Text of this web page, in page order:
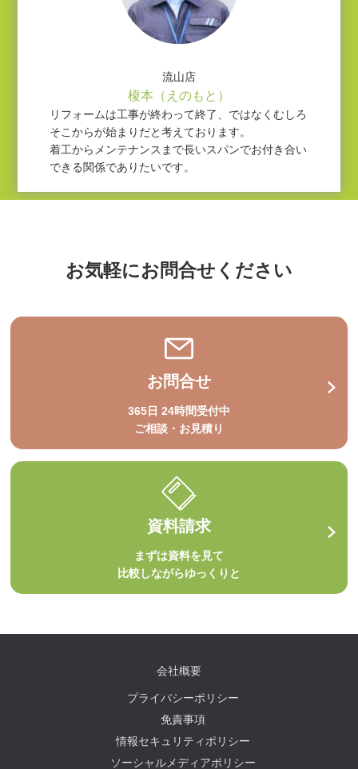
流山店
榎本（えのもと）
リフォームは工事が終わって終了、ではなくむしろ
そこからが始まりだと考えております。
着工からメンテナンスまで長いスパンでお付き合い
できる関係でありたいです。
お気軽にお問合せください
お問合せ
365日 24時間受付中
ご相談・お見積り
資料請求
まずは資料を見て
比較しながらゆっくりと
会社概要
プライバシーポリシー
免責事項
情報セキュリティポリシー
ソーシャルメディアポリシー